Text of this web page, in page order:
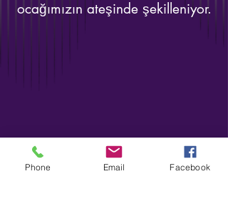
ocağımızın ateşinde şekilleniyor.
Phone Email Facebook